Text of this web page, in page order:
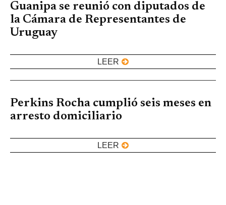
Guanipa se reunió con diputados de
la Cámara de Representantes de
Uruguay
LEER
Perkins Rocha cumplió seis meses en
arresto domiciliario
LEER